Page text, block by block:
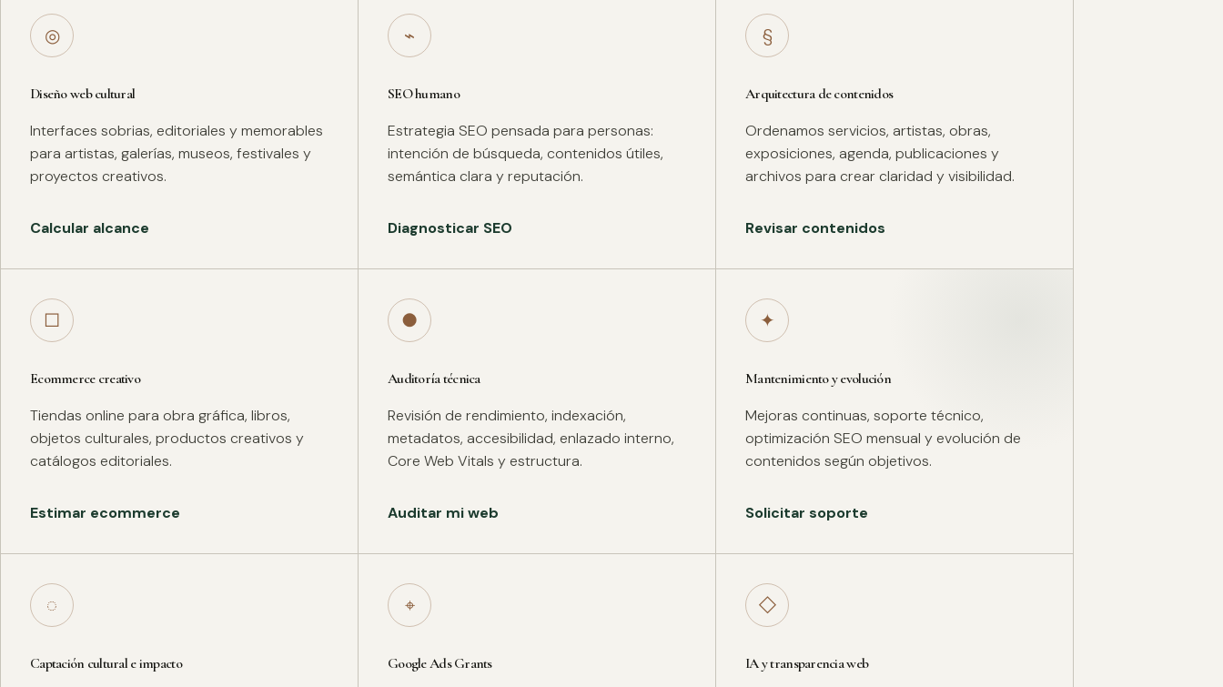
◎
Diseño web cultural
Interfaces sobrias, editoriales y memorables
para artistas, galerías, museos, festivales y
proyectos creativos.
Calcular alcance
⌁
SEO humano
Estrategia SEO pensada para personas:
intención de búsqueda, contenidos útiles,
semántica clara y reputación.
Diagnosticar SEO
§
Arquitectura de contenidos
Ordenamos servicios, artistas, obras,
exposiciones, agenda, publicaciones y
archivos para crear claridad y visibilidad.
Revisar contenidos
□
Ecommerce creativo
Tiendas online para obra gráfica, libros,
objetos culturales, productos creativos y
catálogos editoriales.
Estimar ecommerce
●
Auditoría técnica
Revisión de rendimiento, indexación,
metadatos, accesibilidad, enlazado interno,
Core Web Vitals y estructura.
Auditar mi web
✦
Mantenimiento y evolución
Mejoras continuas, soporte técnico,
optimización SEO mensual y evolución de
contenidos según objetivos.
Solicitar soporte
◌
Captación cultural e impacto
⌖
Google Ads Grants
◇
IA y transparencia web